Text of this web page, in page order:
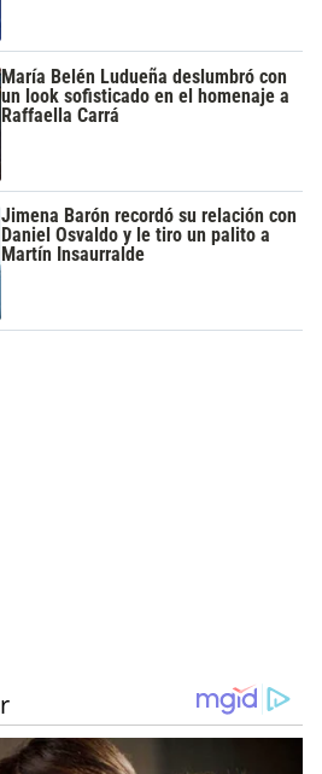
María Belén Ludueña deslumbró con
un look sofisticado en el homenaje a
Raffaella Carrá
Jimena Barón recordó su relación con
Daniel Osvaldo y le tiro un palito a
Martín Insaurralde